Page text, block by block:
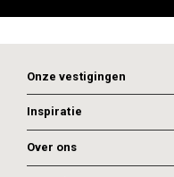
Onze vestigingen
Inspiratie
Over ons